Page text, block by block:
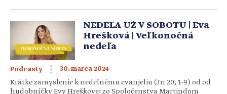
seriálu Boh Otec, v ktorom vám prinášame rôzne pohľady
na Boha, ktorý je naším nebeským Otcom. […]
NEDEĽA UŽ V SOBOTU | Eva
Hrešková | Veľkonočná
nedeľa
Podcasty 30. marca 2024
Krátke zamyslenie k nedeľnému evanjeliu (Jn 20, 1-9) od od
hudobníčky Evy Hreškovej zo Spoločenstva Martindom